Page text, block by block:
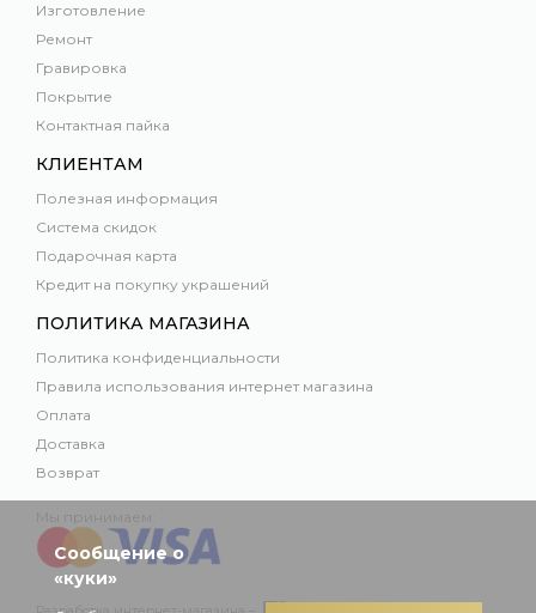
Изготовление
Ремонт
Гравировка
Покрытие
Контактная пайка
КЛИЕНТАМ
Полезная информация
Система скидок
Подарочная карта
Кредит на покупку украшений
ПОЛИТИКА МАГАЗИНА
Политика конфиденциальности
Правила использования интернет магазина
Оплата
Доставка
Возврат
Сообщение о
«куки»